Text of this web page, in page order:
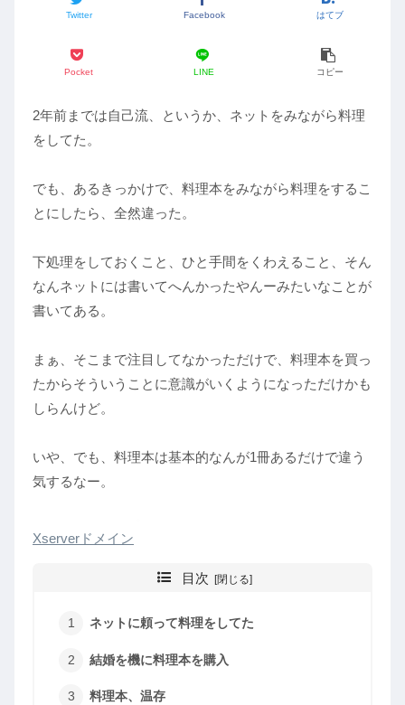
Twitter Facebook はてブ
Pocket LINE コピー
2年前までは自己流、というか、ネットをみながら料理
をしてた。
でも、あるきっかけで、料理本をみながら料理をするこ
とにしたら、全然違った。
下処理をしておくこと、ひと手間をくわえること、そん
なんネットには書いてへんかったやんーみたいなことが
書いてある。
まぁ、そこまで注目してなかっただけで、料理本を買っ
たからそういうことに意識がいくようになっただけかも
しらんけど。
いや、でも、料理本は基本的なんが1冊あるだけで違う
気するなー。
Xserverドメイン
目次
ネットに頼って料理をしてた
結婚を機に料理本を購入
料理本、温存